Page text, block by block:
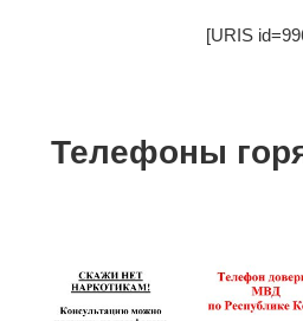
[URIS
Телефоны